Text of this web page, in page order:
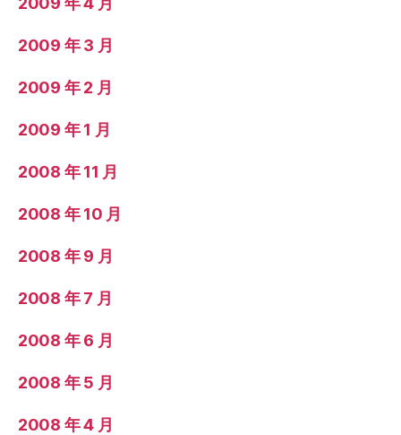
2009 年 3 月
2009 年 2 月
2009 年 1 月
2008 年 11 月
2008 年 10 月
2008 年 9 月
2008 年 7 月
2008 年 6 月
2008 年 5 月
2008 年 4 月